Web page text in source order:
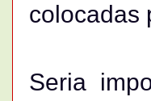
colocadas
Seria